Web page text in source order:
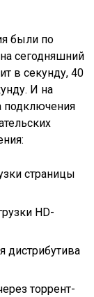
были по
сегодняшний
в секунду, 40
И на
подключения
страницы
HD-
дистрибутива
торрент-